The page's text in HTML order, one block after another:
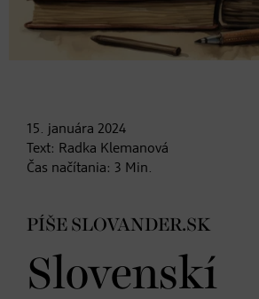
15. januára 2024
Text: Radka Klemanová
Čas načítania: 3 Min.
PÍŠE SLOVANDER.SK
Slovenskí